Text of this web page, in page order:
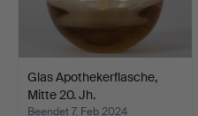
Glas Apothekerflasche,
Mitte 20. Jh.
Beendet 7. Feb 2024